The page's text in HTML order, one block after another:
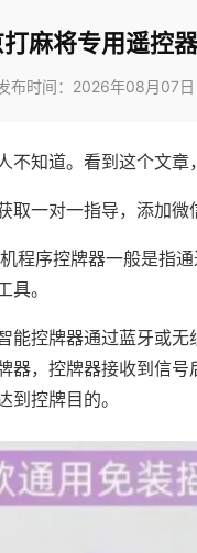
麻将专用遥控
布时间：2026年08月07日
知道。看到这个文章
取一对一指导，添加微
程序控牌器一般是指
。
能控牌器通过蓝牙或
器，控牌器接收到信
控牌目的。